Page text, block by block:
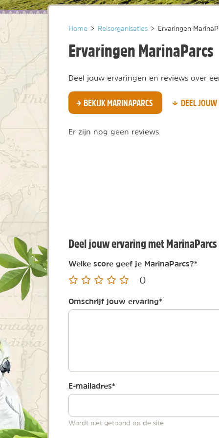
Home > Reisorganisaties > Ervaringen
Ervaringen MarinaParcs
Deel jouw ervaringen en reviews over
BEKIJK MARINAPARCS DEEL
Er zijn nog geen reviews
Deel jouw ervaring met MarinaParcs
Welke score geef je MarinaParcs?*
0
Omschrijf jouw ervaring*
E-mailadres*
Wordt niet getoond op de site